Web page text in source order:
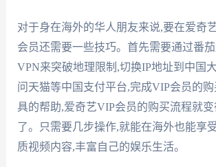
对于身在海外的华人朋友来说,要在爱奇
会员还需要一些技巧。首先需要通过番
VPN来突破地理限制,切换IP地址到中国
问天猫等中国支付平台,完成VIP会员的
具的帮助,爱奇艺VIP会员的购买流程就
了。只需要几步操作,就能在海外也能享
质视频内容,丰富自己的娱乐生活。